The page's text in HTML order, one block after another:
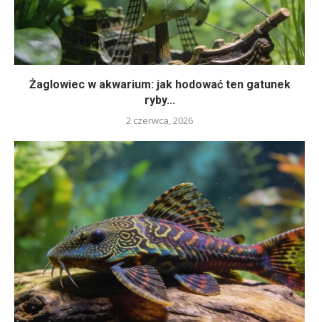
Żaglowiec w akwarium: jak hodować ten gatunek
ryby...
2 czerwca, 2026